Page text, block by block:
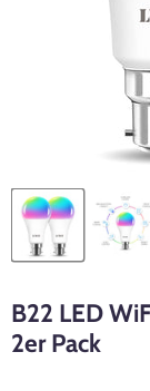
B22 LED
2er Pack